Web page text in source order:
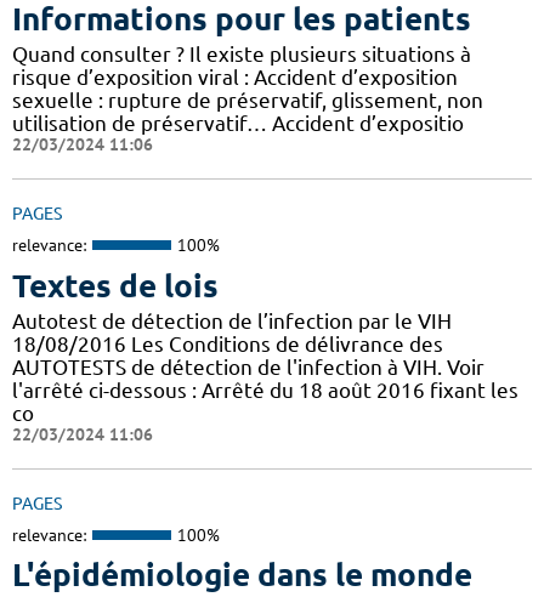
Informations pour les patients
Quand consulter ? Il existe plusieurs situations à
risque d’exposition viral : Accident d’exposition
sexuelle : rupture de préservatif, glissement, non
utilisation de préservatif… Accident d’expositio
22/03/2024 11:06
PAGES
relevance: 100%
Textes de lois
Autotest de détection de l’infection par le VIH
18/08/2016 Les Conditions de délivrance des
AUTOTESTS de détection de l'infection à VIH. Voir
l'arrêté ci-dessous : Arrêté du 18 août 2016 fixant les
co
22/03/2024 11:06
PAGES
relevance: 100%
L'épidémiologie dans le monde